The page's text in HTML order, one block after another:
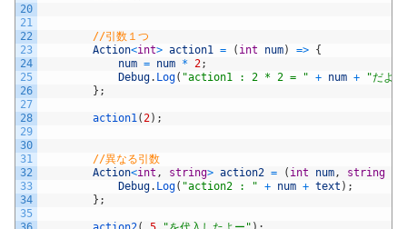
20
21
22
23
24
25
26
27
28
29
30
31
32
33
34
35
//引数１つ
Action<int> action1 = ( int num) => {
num = num * 2;
Debug. Log( "action1 : 2 * 2 = " + num +
"だよ
} ;
action1(2) ;
//異なる引数
Action<int , string> action2 = ( int num, string
Debug. Log( "action2 : " + num + text ) ;
} ;